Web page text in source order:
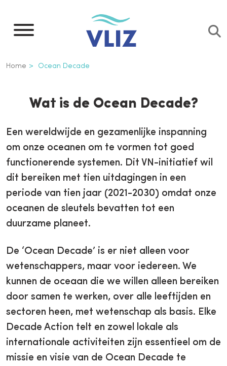
naar
inhoud
Kruimelpad
Home Ocean Decade
Wat is de Ocean Decade?
Een wereldwijde en gezamenlijke inspanning
om onze oceanen om te vormen tot goed
functionerende systemen. Dit VN-initiatief wil
dit bereiken met tien uitdagingen in een
periode van tien jaar (2021-2030) omdat onze
oceanen de sleutels bevatten tot een
duurzame planeet.
De ‘Ocean Decade’ is er niet alleen voor
wetenschappers, maar voor iedereen. We
kunnen de oceaan die we willen alleen bereiken
door samen te werken, over alle leeftijden en
sectoren heen, met wetenschap als basis. Elke
Decade Action telt en zowel lokale als
internationale activiteiten zijn essentieel om de
missie en visie van de Ocean Decade te